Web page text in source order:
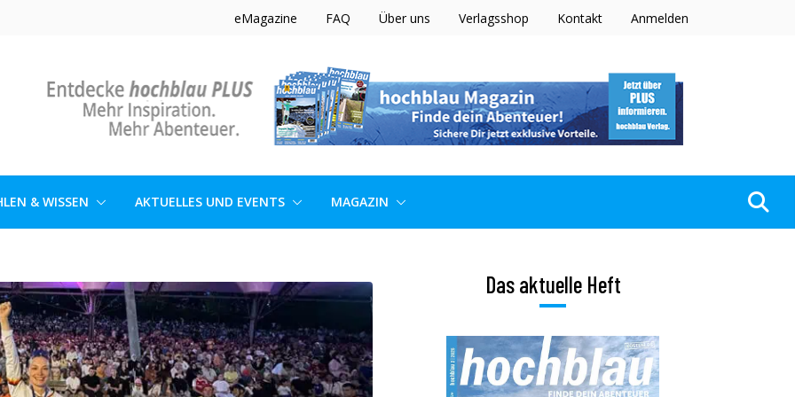
eMagazine FAQ Über uns Verlagsshop Kontakt Anmelden
& WISSEN AKTUELLES UND EVENTS MAGAZIN
Das aktuelle Heft